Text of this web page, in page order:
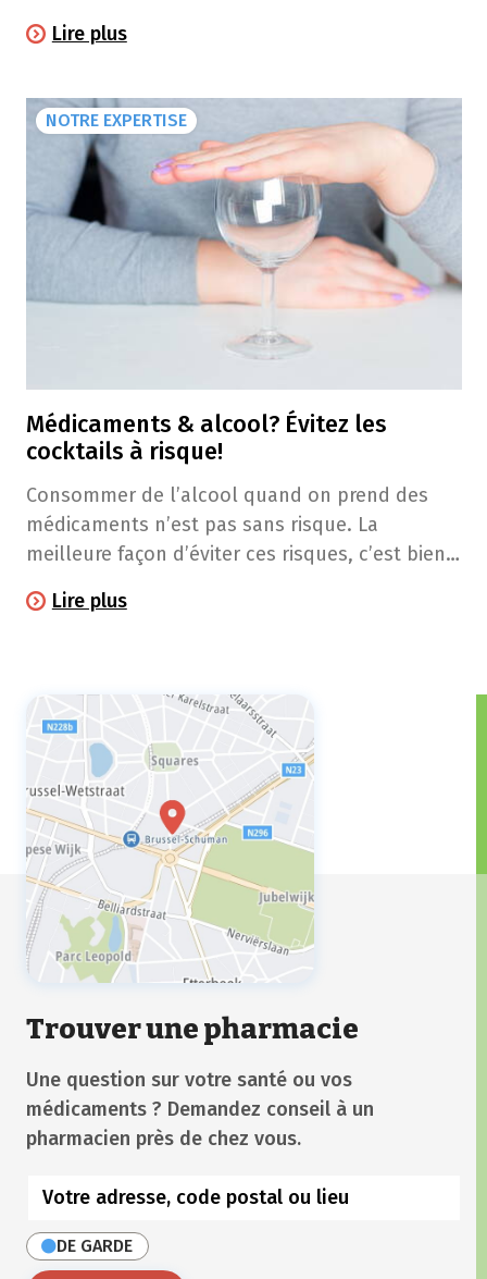
l’année. Explications...
Lire plus
NOTRE EXPERTISE
Médicaments & alcool? Évitez les
cocktails à risque!
Consommer de l’alcool quand on prend des
médicaments n’est pas sans risque. La
meilleure façon d’éviter ces risques, c’est bien
on prend des médicaments tous les jours, il
Lire plus
Trouver une pharmacie
Une question sur votre santé ou vos
médicaments ? Demandez conseil à un
pharmacien près de chez vous.
DE GARDE